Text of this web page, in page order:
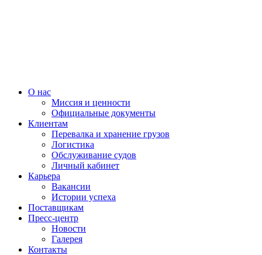
О нас
Миссия и ценности
Официальные документы
Клиентам
Перевалка и хранение грузов
Логистика
Обслуживание судов
Личный кабинет
Карьера
Вакансии
Истории успеха
Поставщикам
Пресс-центр
Новости
Галерея
Контакты